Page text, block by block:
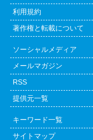
利用規約
著作権と転載について
ソーシャルメディア
メールマガジン
RSS
提供元一覧
キーワード一覧
サイトマップ